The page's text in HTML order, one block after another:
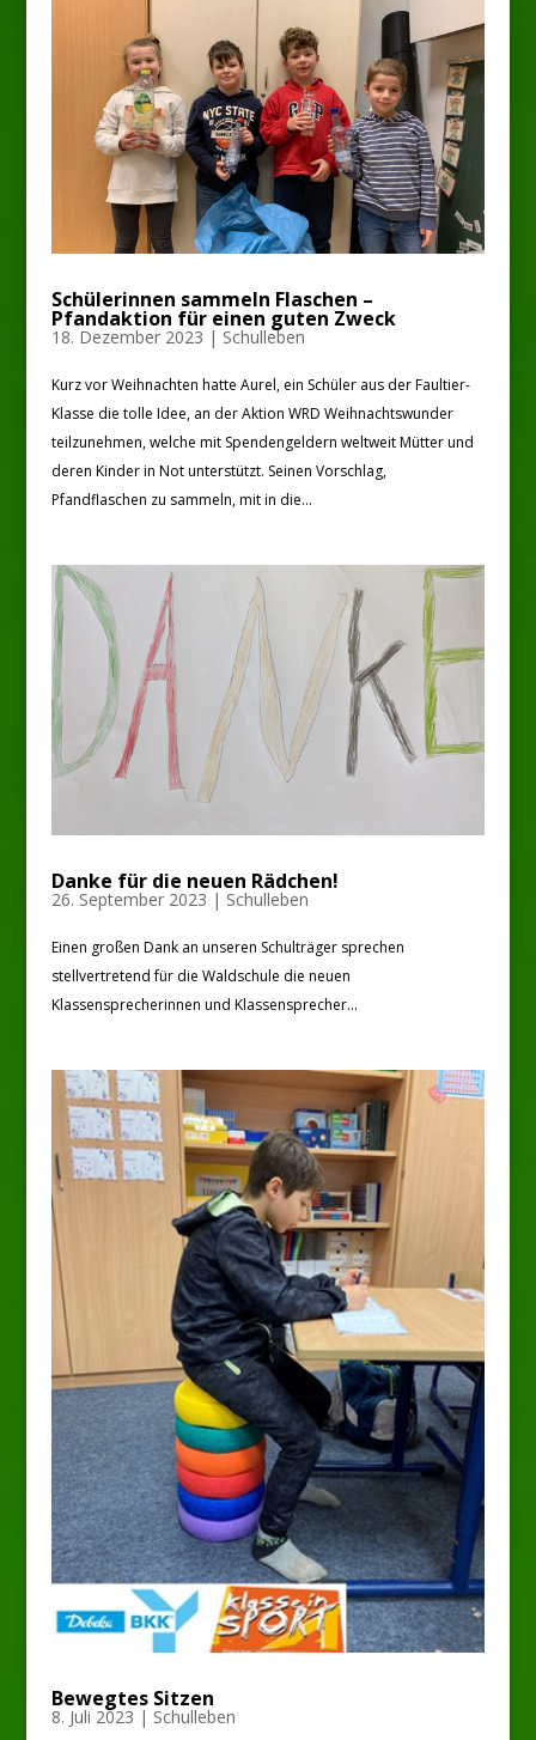
Schülerinnen sammeln Flaschen –
Pfandaktion für einen guten Zweck
18. Dezember 2023 | Schulleben
Kurz vor Weihnachten hatte Aurel, ein Schüler aus der Faultier-
Klasse die tolle Idee, an der Aktion WRD Weihnachtswunder
teilzunehmen, welche mit Spendengeldern weltweit Mütter und
deren Kinder in Not unterstützt. Seinen Vorschlag,
Pfandflaschen zu sammeln, mit in die...
Danke für die neuen Rädchen!
26. September 2023 | Schulleben
Einen großen Dank an unseren Schulträger sprechen
stellvertretend für die Waldschule die neuen
Klassensprecherinnen und Klassensprecher...
Bewegtes Sitzen
8. Juli 2023 | Schulleben